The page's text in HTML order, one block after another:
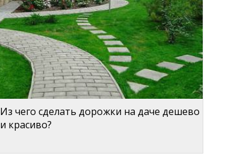
Из чего сделать дорожки на даче дешево
и красиво?